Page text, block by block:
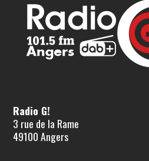
Radio G!
3 rue de la Rame
49100 Angers